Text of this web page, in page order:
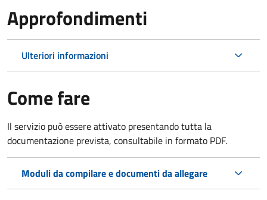
Approfondimenti
Ulteriori informazioni
Come fare
Il servizio può essere attivato presentando tutta la
documentazione prevista, consultabile in formato PDF.
Moduli da compilare e documenti da allegare